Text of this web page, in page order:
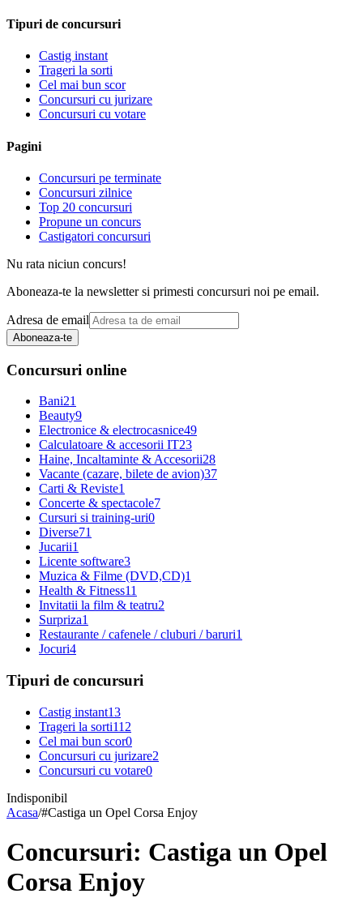
Tipuri de concursuri
Castig instant
Trageri la sorti
Cel mai bun scor
Concursuri cu jurizare
Concursuri cu votare
Pagini
Concursuri pe terminate
Concursuri zilnice
Top 20 concursuri
Propune un concurs
Castigatori concursuri
Nu rata niciun concurs!
Aboneaza-te la newsletter si primesti concursuri noi pe email.
Adresa de email
Aboneaza-te
Concursuri online
Bani21
Beauty9
Electronice & electrocasnice49
Calculatoare & accesorii IT23
Haine, Incaltaminte & Accesorii28
Vacante (cazare, bilete de avion)37
Carti & Reviste1
Concerte & spectacole7
Cursuri si training-uri0
Diverse71
Jucarii1
Licente software3
Muzica & Filme (DVD,CD)1
Health & Fitness11
Invitatii la film & teatru2
Surpriza1
Restaurante / cafenele / cluburi / baruri1
Jocuri4
Tipuri de concursuri
Castig instant13
Trageri la sorti112
Cel mai bun scor0
Concursuri cu jurizare2
Concursuri cu votare0
Indisponibil
Acasa/#Castiga un Opel Corsa Enjoy
Concursuri: Castiga un Opel
Corsa Enjoy